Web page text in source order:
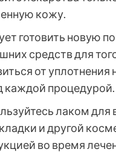
кожу.
готовить новую
средств для
от уплотнения
каждой процедурой.
лаком для
и другой
во время